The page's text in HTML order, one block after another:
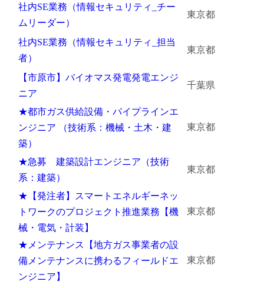
機械・装置
エネルギー・プラント
医療・介護・福祉
その他
次へ（ご経験職種を選択）
社内SE業務（情報セキュリティ_チー
ムリーダー）
東京都
社内SE業務（情報セキュリティ_担当
者）
東京都
【市原市】バイオマス発電発電エンジ
ニア
千葉県
★都市ガス供給設備・パイプラインエ
ンジニア （技術系：機械・土木・建
築）
東京都
★急募 建築設計エンジニア（技術
系：建築）
東京都
★【発注者】スマートエネルギーネッ
トワークのプロジェクト推進業務【機
械・電気・計装】
東京都
★メンテナンス【地方ガス事業者の設
備メンテナンスに携わるフィールドエ
ンジニア】
東京都